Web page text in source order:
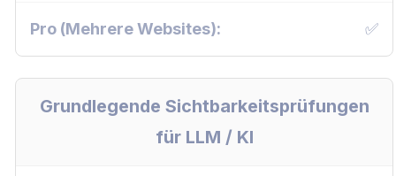
✅
Grundlegende Sichtbarkeitsprüfungen
für LLM / KI